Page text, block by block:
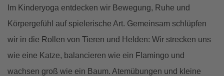
Im Kinderyoga entdecken wir Bewegung, Ruhe und
Körpergefühl auf spielerische Art. Gemeinsam schlüpfen
wir in die Rollen von Tieren und Helden: Wir strecken uns
wie eine Katze, balancieren wie ein Flamingo und
wachsen groß wie ein Baum. Atemübungen und kleine